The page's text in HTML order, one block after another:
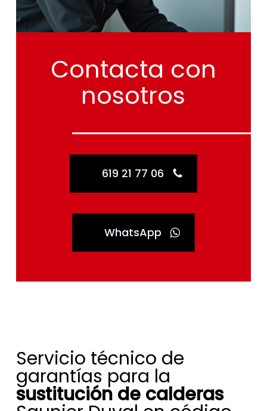
Contacta con
nosotros
619 21 77 06
WhatsApp
Servicio técnico de
garantías para la
sustitución de calderas